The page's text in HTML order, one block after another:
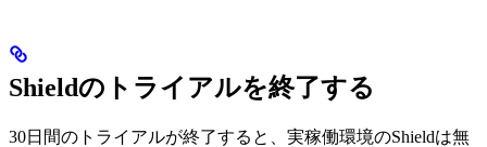
Shieldのトライアルを終了する
30日間のトライアルが終了すると、実稼働環境のShieldは無